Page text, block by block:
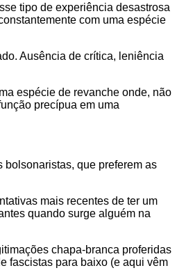
tipo de experiência desastrosa
com uma espécie
Ausência de crítica, leniência
espécie de revanche onde, não
precípua em uma
bolsonaristas, que preferem as
mais recentes de ter um
quando surge alguém na
chapa-branca proferidas
fascistas para baixo (e aqui vêm